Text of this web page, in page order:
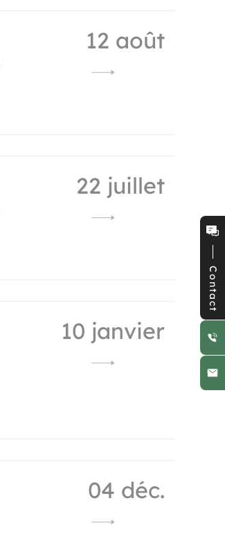
12 août
22 juillet
10 janvier
04 déc.
Contact